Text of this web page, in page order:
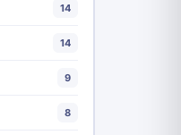
14
14
9
8